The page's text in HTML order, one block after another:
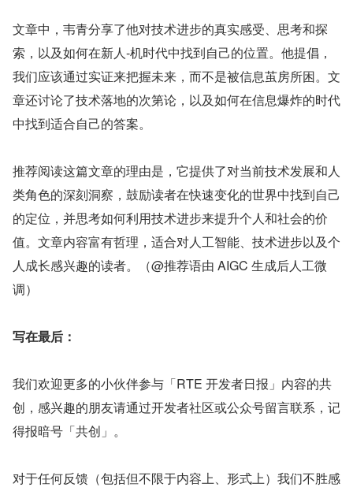
文章中，韦青分享了他对技术进步的真实感受、思考和探
索，以及如何在新人-机时代中找到自己的位置。他提倡，
我们应该通过实证来把握未来，而不是被信息茧房所困。文
章还讨论了技术落地的次第论，以及如何在信息爆炸的时代
中找到适合自己的答案。
推荐阅读这篇文章的理由是，它提供了对当前技术发展和人
类角色的深刻洞察，鼓励读者在快速变化的世界中找到自己
的定位，并思考如何利用技术进步来提升个人和社会的价
值。文章内容富有哲理，适合对人工智能、技术进步以及个
人成长感兴趣的读者。（@推荐语由 AIGC 生成后人工微
调）
写在最后：
我们欢迎更多的小伙伴参与「RTE 开发者日报」内容的共
创，感兴趣的朋友请通过开发者社区或公众号留言联系，记
得报暗号「共创」。
对于任何反馈（包括但不限于内容上、形式上）我们不胜感